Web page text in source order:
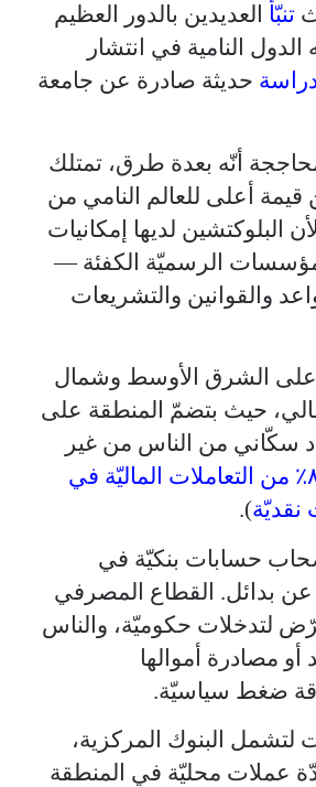
تنبّأ العديدين بالدور العظيم
الدول النامية في انتشار
حديثة صادرة عن جامعة
أنّه بعدة طرق، تمتلك
قيمة أعلى للعالم النامي من
البلوكتشين لديها إمكانيات
الرسميّة الكفئة —
والقوانين والتشريعات
على الشرق الأوسط وشمال
حيث بتضمّ المنطقة على
سكّاني من الناس من غير
٨٥٪ من التعاملات الماليّة في
نقديّة).
حسابات بنكيّة في
عن بدائل. القطاع المصرفي
لتدخلات حكوميّة، والناس
أو مصادرة أموالها
ضغط سياسيّة.
لتشمل البنوك المركزية،
محليّة في المنطقة